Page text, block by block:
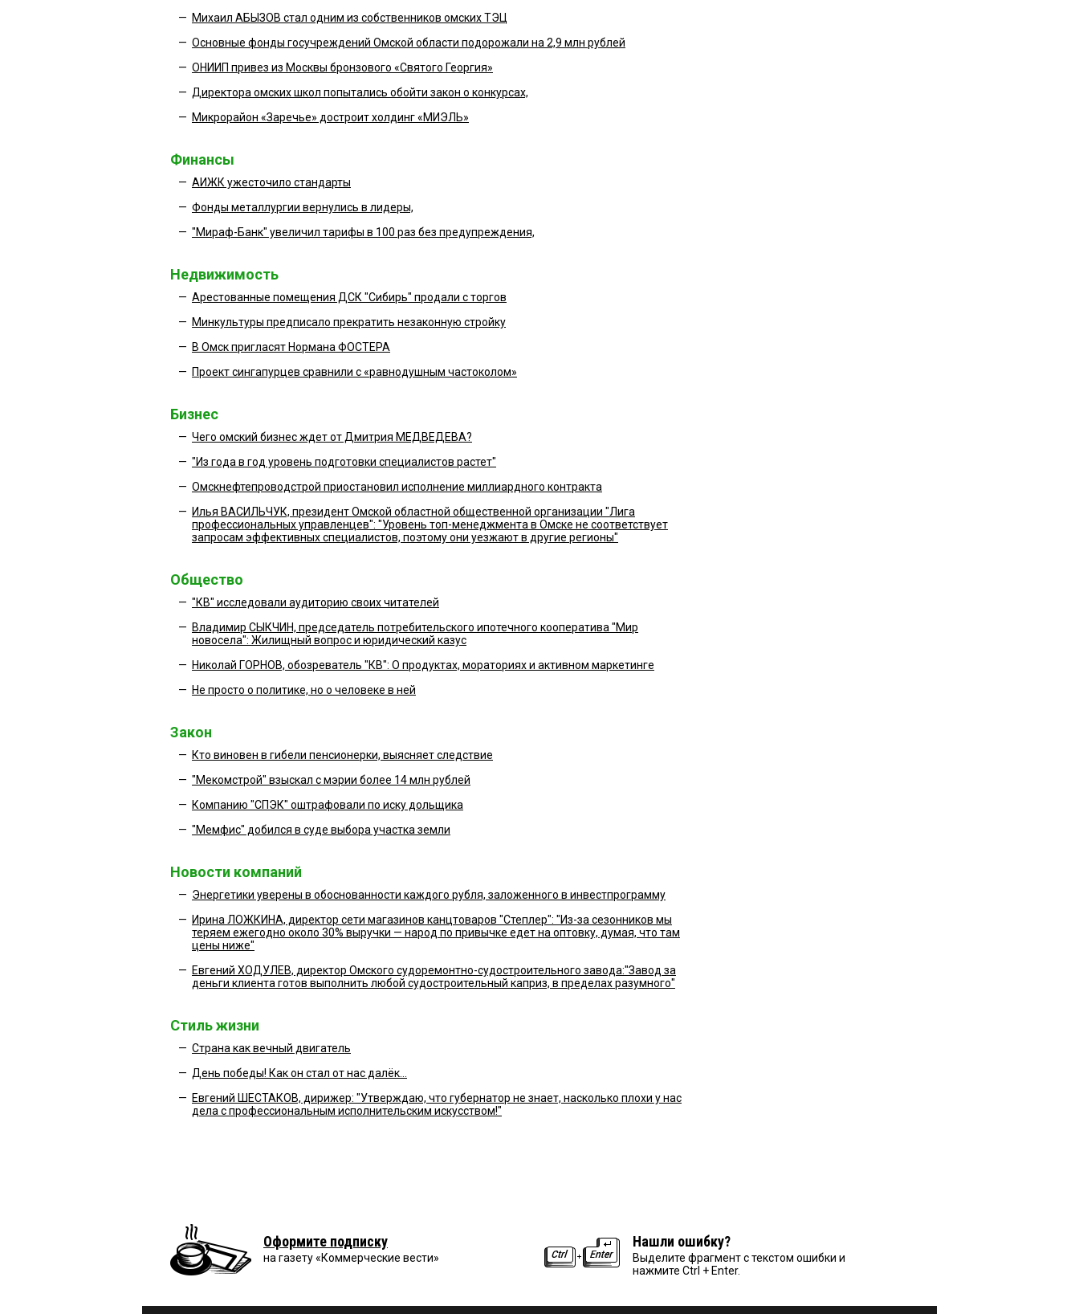
— Михаил АБЫЗОВ стал одним из собственников омских ТЭЦ
— Основные фонды госучреждений Омской области подорожали на 2,9 млн рублей
— ОНИИП привез из Москвы бронзового «Святого Георгия»
— Директора омских школ попытались обойти закон о конкурсах,
— Микрорайон «Заречье» достроит холдинг «МИЭЛЬ»
Финансы
— АИЖК ужесточило стандарты
— Фонды металлургии вернулись в лидеры,
— "Мираф-Банк" увеличил тарифы в 100 раз без предупреждения,
Недвижимость
— Арестованные помещения ДСК "Сибирь" продали с торгов
— Минкультуры предписало прекратить незаконную стройку
— В Омск пригласят Нормана ФОСТЕРА
— Проект сингапурцев сравнили с «равнодушным частоколом»
Бизнес
— Чего омский бизнес ждет от Дмитрия МЕДВЕДЕВА?
— "Из года в год уровень подготовки специалистов растет"
— Омскнефтепроводстрой приостановил исполнение миллиардного контракта
— Илья ВАСИЛЬЧУК, президент Омской областной общественной организации "Лига
профессиональных управленцев": "Уровень топ-менеджмента в Омске не соответствует
запросам эффективных специалистов, поэтому они уезжают в другие регионы"
Общество
— "КВ" исследовали аудиторию своих читателей
— Владимир СЫКЧИН, председатель потребительского ипотечного кооператива "Мир
новосела": Жилищный вопрос и юридический казус
— Николай ГОРНОВ, обозреватель "КВ": О продуктах, мораториях и активном маркетинге
— Не просто о политике, но о человеке в ней
Закон
— Кто виновен в гибели пенсионерки, выясняет следствие
— "Мекомстрой" взыскал с мэрии более 14 млн рублей
— Компанию "СПЭК" оштрафовали по иску дольщика
— "Мемфис" добился в суде выбора участка земли
Новости компаний
— Энергетики уверены в обоснованности каждого рубля, заложенного в инвестпрограмму
— Ирина ЛОЖКИНА, директор сети магазинов канцтоваров "Степлер": "Из-за сезонников мы
теряем ежегодно около 30% выручки — народ по привычке едет на оптовку, думая, что там
цены ниже"
— Евгений ХОДУЛЕВ, директор Омского судоремонтно-судостроительного завода:"Завод за
деньги клиента готов выполнить любой судостроительный каприз, в пределах разумного"
Стиль жизни
— Страна как вечный двигатель
— День победы! Как он стал от нас далёк...
— Евгений ШЕСТАКОВ, дирижер: "Утверждаю, что губернатор не знает, насколько плохи у нас
дела с профессиональным исполнительским искусством!"
Оформите подписку
на газету «Коммерческие вести»
Нашли ошибку?
Выделите фрагмент с текстом ошибки и
нажмите Ctrl + Enter.